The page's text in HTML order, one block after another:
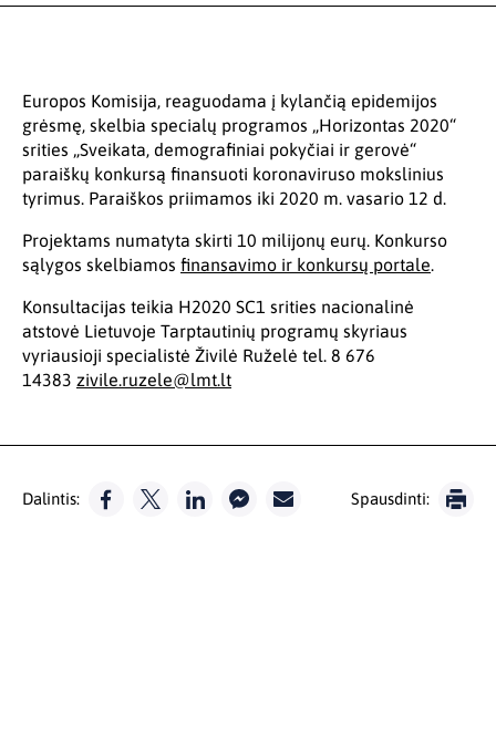
Europos Komisija, reaguodama į kylančią epidemijos
grėsmę, skelbia specialų programos „Horizontas 2020“
srities „Sveikata, demografiniai pokyčiai ir gerovė“
paraiškų konkursą finansuoti koronaviruso mokslinius
tyrimus. Paraiškos priimamos iki 2020 m. vasario 12 d.
Projektams numatyta skirti 10 milijonų eurų. Konkurso
sąlygos skelbiamos finansavimo ir konkursų portale.
Konsultacijas teikia H2020 SC1 srities nacionalinė
atstovė Lietuvoje Tarptautinių programų skyriaus
vyriausioji specialistė Živilė Ruželė tel. 8 676
14383 zivile.ruzele@lmt.lt
Dalintis: Spausdinti: